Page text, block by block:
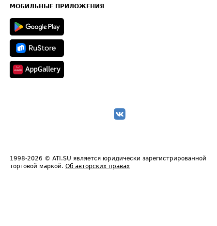
Техническая информация
МОБИЛЬНЫЕ ПРИЛОЖЕНИЯ
1998-2026 © ATI.SU является юридически зарегистрированной
торговой маркой. Об авторских правах